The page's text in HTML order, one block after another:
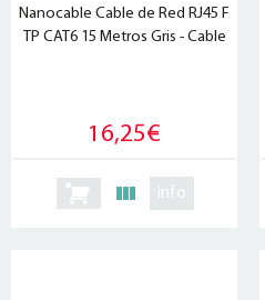
Nanocable Cable de Red RJ45 F
TP CAT6 15 Metros Gris - Cable
16,25€
info